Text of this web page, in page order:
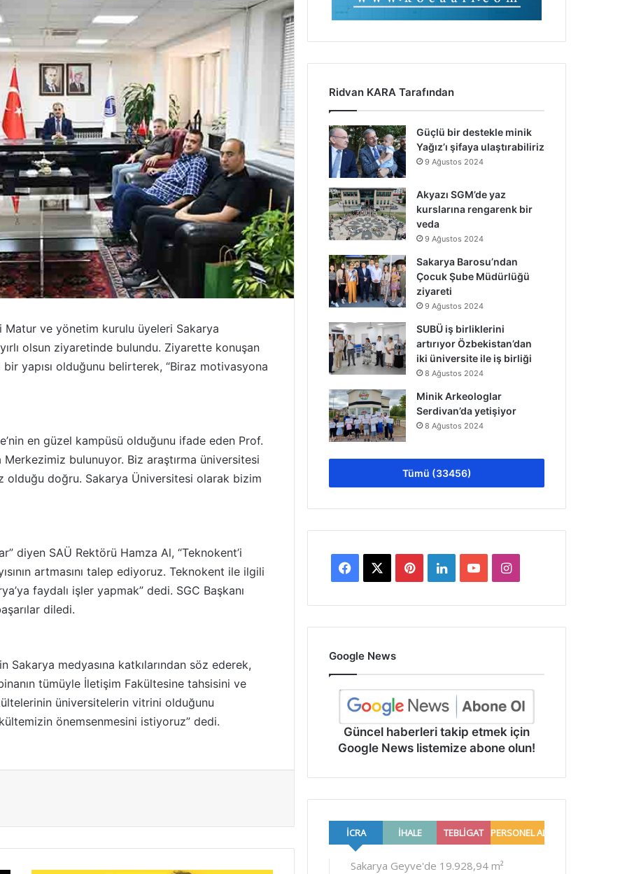
Matur ve yönetim kurulu üyeleri Sakarya
olsun ziyaretinde bulundu. Ziyarette konuşan
yapısı olduğunu belirterek, “Biraz motivasyona
en güzel kampüsü olduğunu ifade eden Prof.
bulunuyor. Biz araştırma üniversitesi
olduğu doğru. Sakarya Üniversitesi olarak bizim
diyen SAÜ Rektörü Hamza Al, “Teknokent’i
artmasını talep ediyoruz. Teknokent ile ilgili
faydalı işler yapmak” dedi. SGC Başkanı
diledi.
Sakarya medyasına katkılarından söz ederek,
tümüyle İletişim Fakültesine tahsisini ve
üniversitelerin vitrini olduğunu
önemsenmesini istiyoruz” dedi.
Ridvan KARA Tarafından
Güçlü bir destekle minik
Yağız’ı şifaya ulaştırabiliriz
9 Ağustos 2024
Akyazı SGM’de yaz
kurslarına rengarenk bir
veda
9 Ağustos 2024
Sakarya Barosu’ndan
Çocuk Şube Müdürlüğü
ziyareti
9 Ağustos 2024
SUBÜ iş birliklerini
artırıyor Özbekistan’dan
iki üniversite ile iş birliği
8 Ağustos 2024
Minik Arkeologlar
Serdivan’da yetişiyor
8 Ağustos 2024
Tümü (33456)
Facebook PinterestLinkedInYouTubeInstagram
Google News
Güncel haberleri takip etmek için
Google News listemize abone olun!